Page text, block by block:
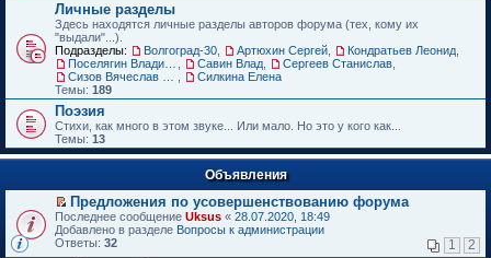
Личные разделы
Здесь находятся личные разделы авторов форума (тех, кому их
"выдали"...).
Подразделы:
Волгоград-30 Артюхин Сергей Кондратьев Леонид
Савин Влад Сергеев Станислав
Силкина Елена
Темы: 189
Поэзия
Стихи, как много в этом звуке... Или мало. Но это у кого как...
Темы: 13
Объявления
П
е
р
Предложения по усовершенствованию форума
Последнее сообщение Uksus « 28.07.2020, 18:49
Добавлено в разделе Вопросы к администрации
Ответы: 32 1 2